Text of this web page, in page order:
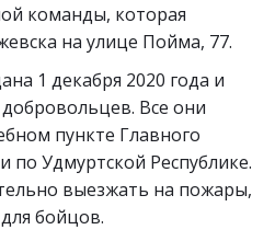
команды, которая
на улице Пойма, 77.
1 декабря 2020 года и
Все они
пункте Главного
по Удмуртской Республике.
выезжать на пожары,
бойцов.